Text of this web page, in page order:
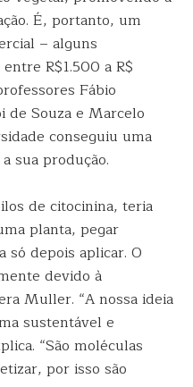
É, portanto, um
– alguns
R$1.500 a R$
Fábio
de Souza e Marcelo
conseguiu uma
sua produção.
de citocinina, teria
planta, pegar
depois aplicar. O
devido à
Muller. “A nossa ideia
sustentável e
“São moléculas
por isso são